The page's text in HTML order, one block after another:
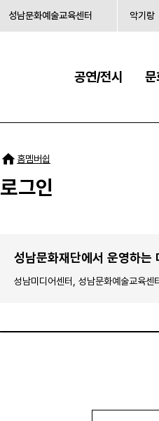
성남문화예술교육센터 악기랑
공연/전시 문
홈멤버쉽
로그인
성남문화재단에서 운영하는
성남미디어센터, 성남문화예술교육